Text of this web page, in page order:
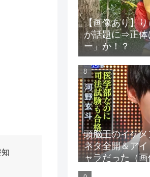
【画像あり】
が話題に⇒正体
ー」か！？
頭脳王のイケ
ネタ全開＆ア
ャラだった（画